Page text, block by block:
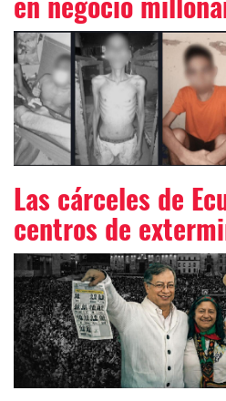
Las cárceles de
centros de